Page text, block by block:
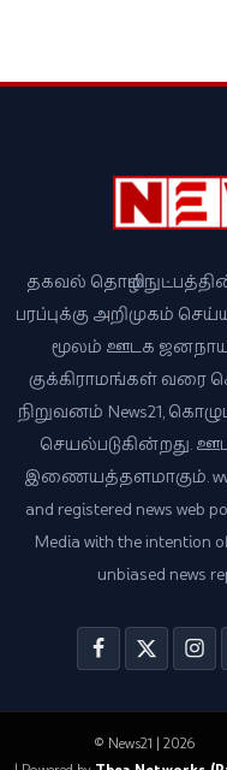
தகவல்
பரப்புக்கு அறிமுகம்
மூலம் ஊடக
குக்கிராமங்கள் வரை
நிறுவனம் News21,
செயல்படுகின்றது.
இணையத்தளமாகும்.
and registered news web
Media with the intention
unbiased news
© News21 | 2026